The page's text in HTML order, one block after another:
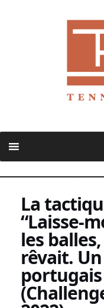
content
La
“Laisse-
les
rêvait.
portugais